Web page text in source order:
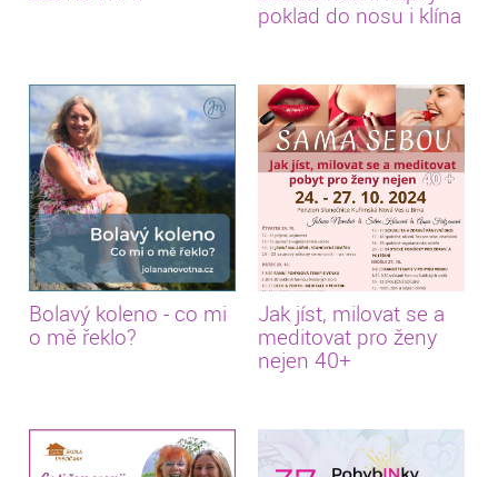
poklad do nosu i klína
Bolavý koleno - co mi
o mě řeklo?
Jak jíst, milovat se a
meditovat pro ženy
nejen 40+